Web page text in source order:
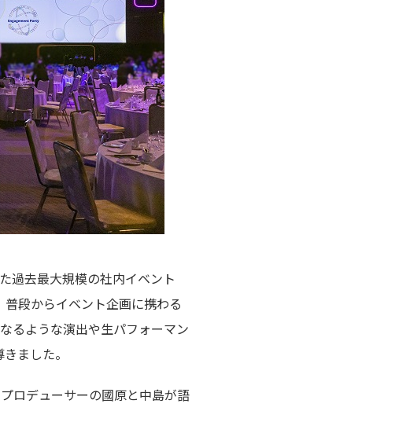
過去最大規模の社内イベント
段からイベント企画に携わる
るような演出や生パフォーマン
ました。
ロデューサーの國原と中島が語